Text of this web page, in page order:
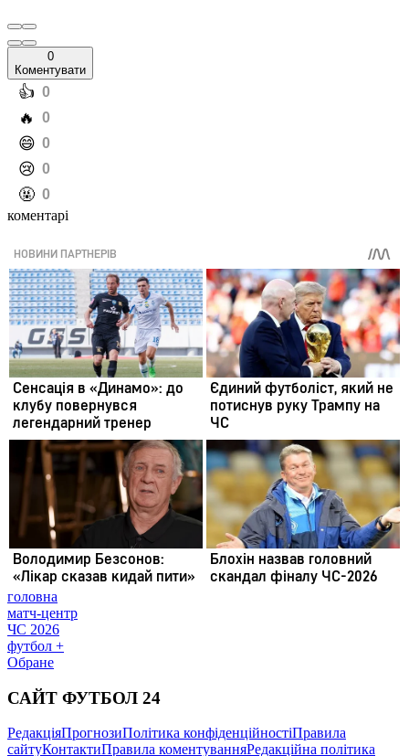
0
Коментувати
️👍 0
️🔥 0
️😄 0
️😢 0
️🤬 0
коментарі
головна
матч-центр
ЧС 2026
футбол +
Обране
САЙТ ФУТБОЛ 24
РедакціяПрогнозиПолітика конфіденційностіПравила
сайтуКонтактиПравила коментуванняРедакційна політика